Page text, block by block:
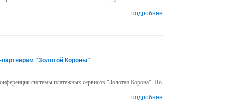
подробнее
партнерам "Золотой Короны"
системы платежных сервисов "Золотая Корона". По
подробнее